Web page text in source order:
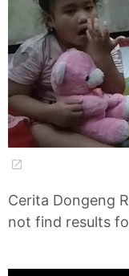
Cerita Dongeng
not find results